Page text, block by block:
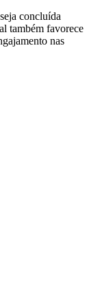
concluída
também favorece
nas